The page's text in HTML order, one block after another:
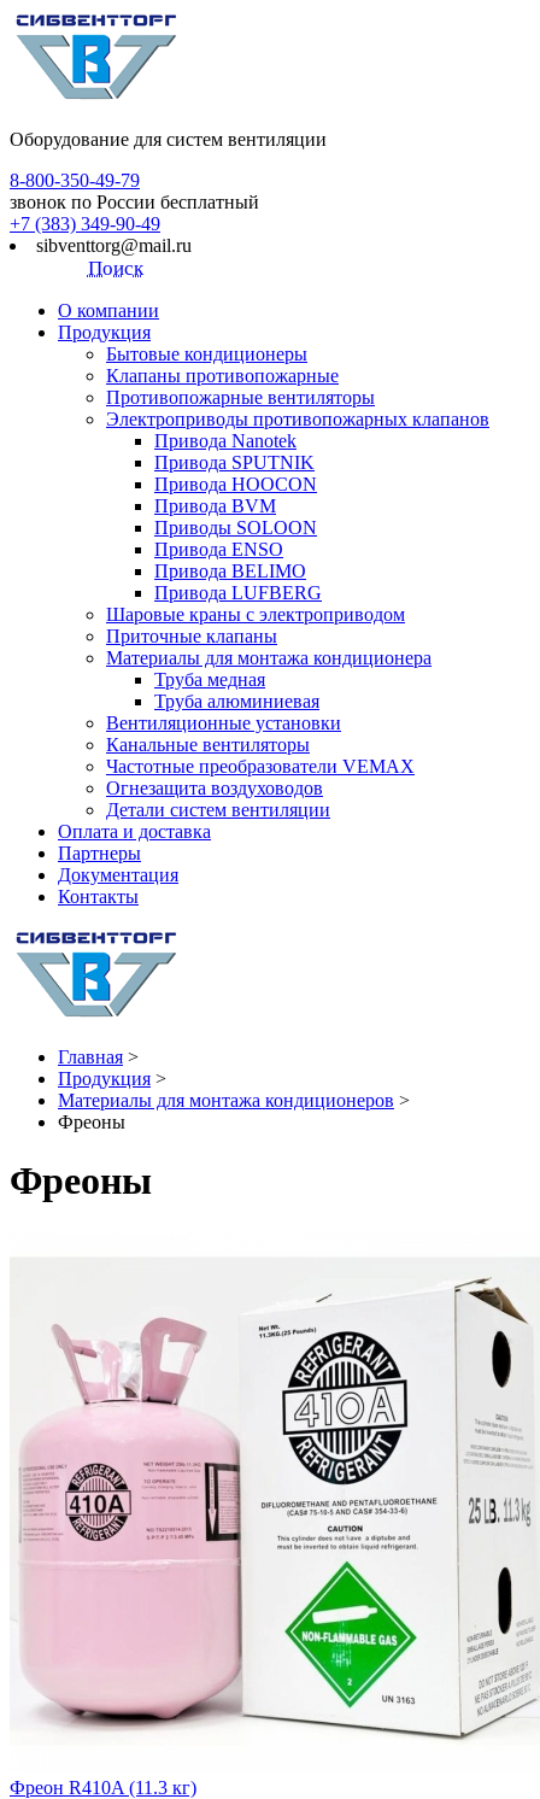
Оборудование для систем вентиляции
8-800-350-49-79
звонок по России бесплатный
+7 (383) 349-90-49
sibventtorg@mail.ru
Поиск
О компании
Продукция
Бытовые кондиционеры
Клапаны противопожарные
Противопожарные вентиляторы
Электроприводы противопожарных клапанов
Привода Nanotek
Привода SPUTNIK
Привода HOOCON
Привода BVM
Приводы SOLOON
Привода ENSO
Привода BELIMO
Привода LUFBERG
Шаровые краны с электроприводом
Приточные клапаны
Материалы для монтажа кондиционера
Труба медная
Труба алюминиевая
Вентиляционные установки
Канальные вентиляторы
Частотные преобразователи VEMAX
Огнезащита воздуховодов
Детали систем вентиляции
Оплата и доставка
Партнеры
Документация
Контакты
Главная >
Продукция >
Материалы для монтажа кондиционеров >
Фреоны
Фреоны
Фреон R410A (11.3 кг)